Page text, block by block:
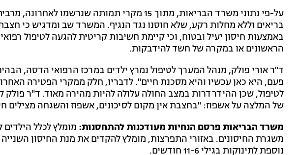
על-פי נתוני משרד הבריאות, מתוך 15 מקרי תמותה
בריאים וללא מחלות רקע, שלא חוסנו נגד הנגיף. המשרד שב ומדגיש כי
באמצעות חיסון יעיל ובטוח, וכי קיימת חשיבות קריטית להגעה לטיפול
הראשונים או במקרה של חשד להידבקות.
ד"ר אורי פולק, מנהל המערך לטיפול נמרץ ילדים במרכז הרפואי הדסה,
פעם, היא כאן עכשיו והיא מסכנת חיים". לדבריו, חלק ממקרי הפטירה
לטיפול, שכן ההידרדרות במצב החולה עלולה להיות מהירה מאוד. ד"ר
של המלצה על אשפוז: "בחצבת אין מקום לסיכונים, אשפוז והשגחה מצילים
משרד הבריאות פרסם הנחיות מעודכנות להתחסנות:
משגרת החיסונים. באזורי התפרצות, מומלץ להקדים את מנת החיסון השנייה
נוספת לתינוקות בגילי 11-6 חודשים.